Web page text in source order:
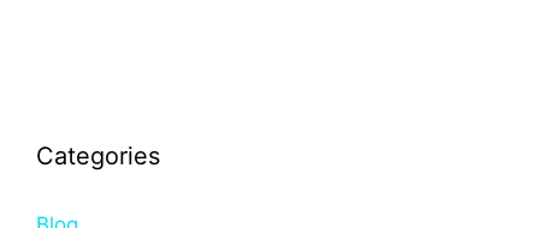
Categories